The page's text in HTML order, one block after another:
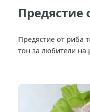
Предястие
Предястие от риба
тон за любители